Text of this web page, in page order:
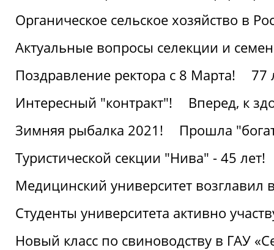
Органическое сельское хозяйство в
Актуальные вопросы селекции и
Поздравление ректора с 8 Марта!
77
Интересный "контракт"!
Вперед, к
Зимняя рыбалка 2021!
Прошла
Туристической секции "Нива" - 45 лет!
Медицинский университет возглавил
Студенты университета активно
Новый класс по свиноводству в ГАУ